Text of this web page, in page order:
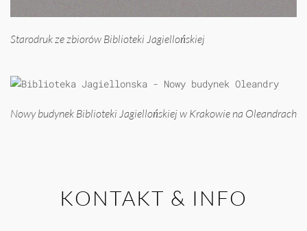
Starodruk ze zbiorów Biblioteki Jagiellońskiej
Nowy budynek Biblioteki Jagiellońskiej w Krakowie na Oleandrach
KONTAKT & INFO